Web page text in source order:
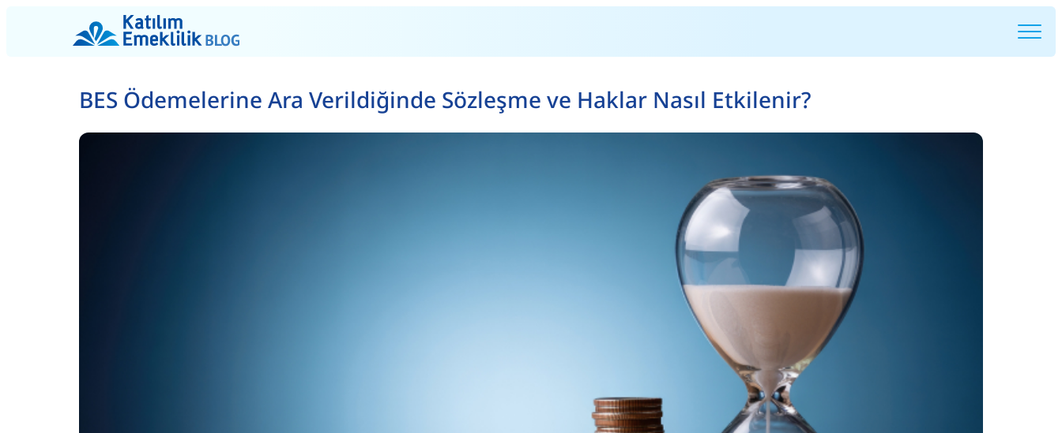
BES Ödemelerine Ara Verildiğinde Sözleşme ve Haklar Nasıl Etkilenir?